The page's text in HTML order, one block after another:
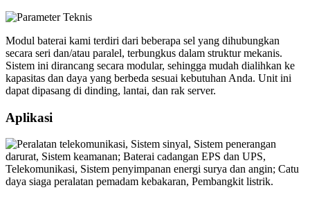
Modul baterai kami terdiri dari beberapa sel yang dihubungkan
secara seri dan/atau paralel, terbungkus dalam struktur mekanis.
Sistem ini dirancang secara modular, sehingga mudah dialihkan ke
kapasitas dan daya yang berbeda sesuai kebutuhan Anda. Unit ini
dapat dipasang di dinding, lantai, dan rak server.
Aplikasi